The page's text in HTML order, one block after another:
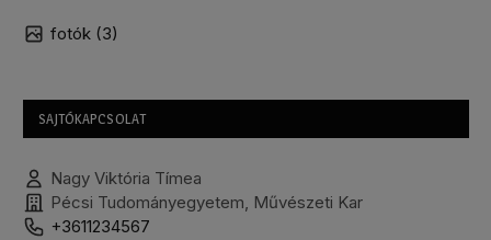
fotók (3)
SAJTÓKAPCSOLAT
Nagy Viktória Tímea
Pécsi Tudományegyetem, Művészeti Kar
+3611234567